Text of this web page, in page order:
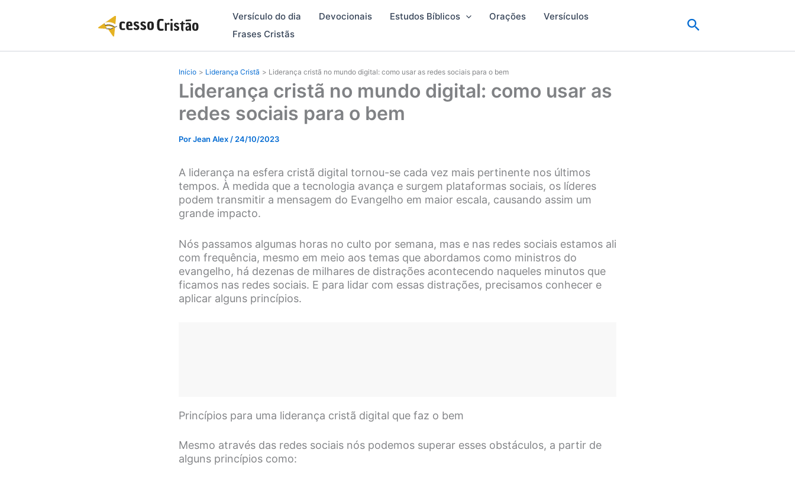
Versículo do dia Devocionais Estudos Bíblicos Orações
Versículos
Frases Cristãs
Pesquisar
Início Liderança Cristã Liderança cristã no mundo digital: como usar as redes sociais para o bem
Liderança cristã no mundo digital: como usar as
redes sociais para o bem
PorJean Alex/24/10/2023
A liderança na esfera cristã digital tornou-se cada vez mais pertinente nos últimos
tempos. À medida que a tecnologia avança e surgem plataformas sociais, os líderes
podem transmitir a mensagem do Evangelho em maior escala, causando assim um
grande impacto.
Nós passamos algumas horas no culto por semana, mas e nas redes sociais estamos ali
com frequência, mesmo em meio aos temas que abordamos como ministros do
evangelho, há dezenas de milhares de distrações acontecendo naqueles minutos que
ficamos nas redes sociais. E para lidar com essas distrações, precisamos conhecer e
aplicar alguns princípios.
Princípios para uma liderança cristã digital que faz o bem
Mesmo através das redes sociais nós podemos superar esses obstáculos, a partir de
alguns princípios como: